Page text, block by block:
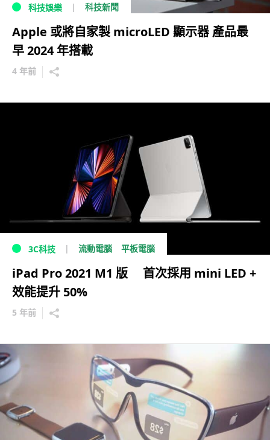
科技娛樂 科技新聞
Apple 或將自家製 microLED 顯示器 產品最
早 2024 年搭載
4 年前
3C科技 流動電腦 平板電腦
iPad Pro 2021 M1 版 首次採用 mini LED +
效能提升 50%
5 年前